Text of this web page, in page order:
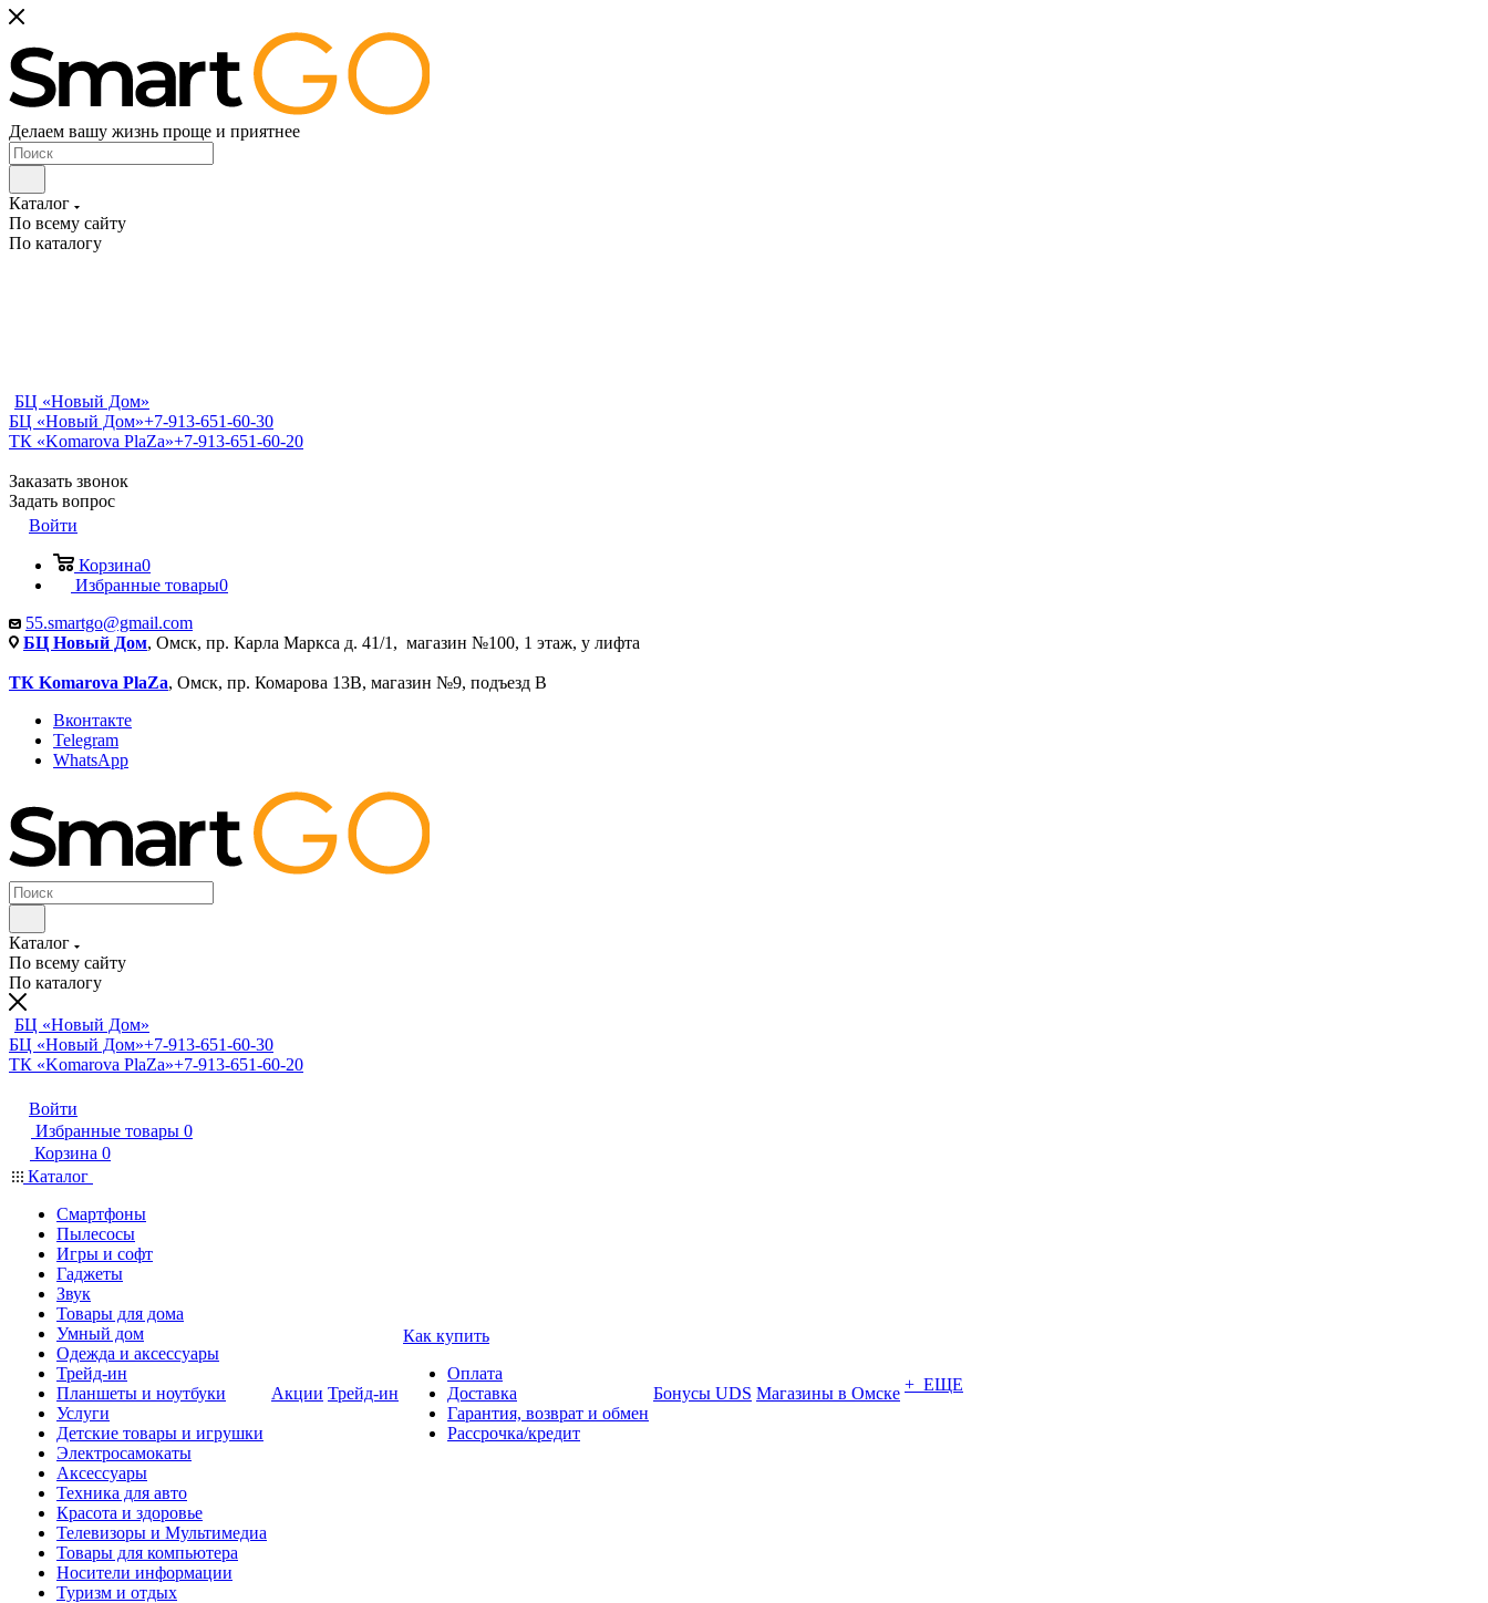
Делаем вашу жизнь проще и приятнее
Каталог
По всему сайту
По каталогу
БЦ «Новый Дом»
БЦ «Новый Дом»+7-913-651-60-30
ТК «Komarova PlaZa»+7-913-651-60-20
Заказать звонок
Задать вопрос
Войти
Корзина0
Избранные товары0
55.smartgo@gmail.com
БЦ Новый Дом, Омск, пр. Карла Маркса д. 41/1, магазин №100, 1 этаж, у лифта
ТК Komarova PlaZa, Омск, пр. Комарова 13В, магазин №9, подъезд В
Вконтакте
Telegram
WhatsApp
Каталог
По всему сайту
По каталогу
БЦ «Новый Дом»
БЦ «Новый Дом»+7-913-651-60-30
ТК «Komarova PlaZa»+7-913-651-60-20
Войти
Избранные товары 0
Корзина 0
Каталог
Смартфоны
Пылесосы
Игры и софт
Гаджеты
Звук
Товары для дома
Умный дом
Одежда и аксессуары
Трейд-ин
Планшеты и ноутбуки
Услуги
Детские товары и игрушки
Электросамокаты
Аксессуары
Техника для авто
Красота и здоровье
Телевизоры и Мультимедиа
Товары для компьютера
Носители информации
Туризм и отдых
Акции Трейд-ин
Как купить
Оплата
Доставка
Гарантия, возврат и обмен
Рассрочка/кредит
Бонусы UDS Магазины в Омске + ЕЩЕ